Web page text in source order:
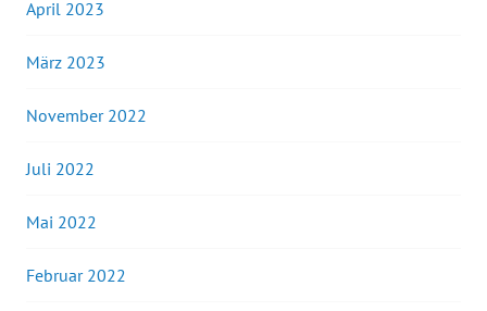
April 2023
März 2023
November 2022
Juli 2022
Mai 2022
Februar 2022